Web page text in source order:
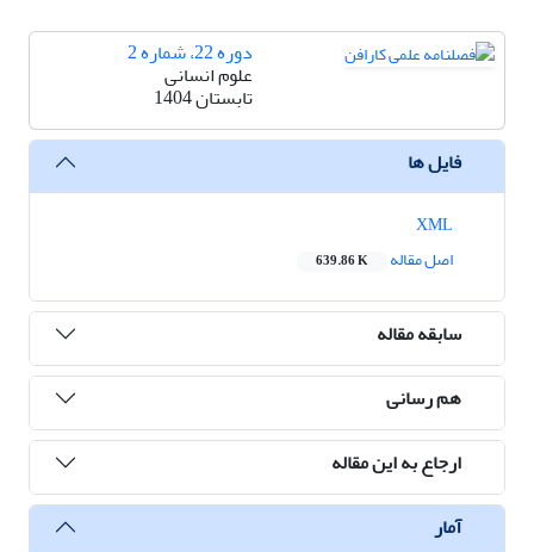
دوره 22، شماره 2
علوم انسانی
تابستان 1404
فایل ها
اصل مقاله
639.86 K
سابقه مقاله
هم رسانی
ارجاع به این مقاله
آمار